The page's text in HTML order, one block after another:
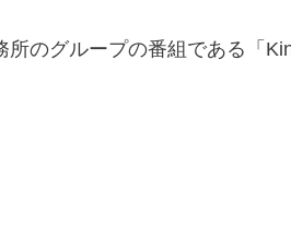
所のグループの番組である「